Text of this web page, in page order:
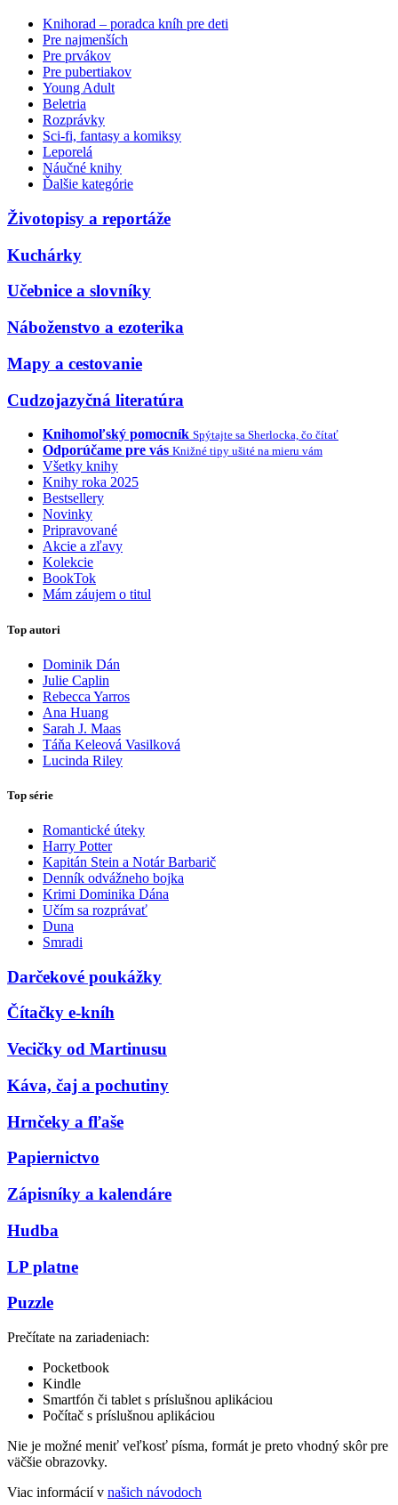
Knihorad – poradca kníh pre deti
Pre najmenších
Pre prvákov
Pre pubertiakov
Young Adult
Beletria
Rozprávky
Sci-fi, fantasy a komiksy
Leporelá
Náučné knihy
Ďalšie kategórie
Životopisy a reportáže
Kuchárky
Učebnice a slovníky
Náboženstvo a ezoterika
Mapy a cestovanie
Cudzojazyčná literatúra
Knihomoľský pomocník Spýtajte sa Sherlocka, čo čítať
Odporúčame pre vás Knižné tipy ušité na mieru vám
Všetky knihy
Knihy roka 2025
Bestsellery
Novinky
Pripravované
Akcie a zľavy
Kolekcie
BookTok
Mám záujem o titul
Top autori
Dominik Dán
Julie Caplin
Rebecca Yarros
Ana Huang
Sarah J. Maas
Táňa Keleová Vasilková
Lucinda Riley
Top série
Romantické úteky
Harry Potter
Kapitán Stein a Notár Barbarič
Denník odvážneho bojka
Krimi Dominika Dána
Učím sa rozprávať
Duna
Smradi
Darčekové poukážky
Čítačky e-kníh
Vecičky od Martinusu
Káva, čaj a pochutiny
Hrnčeky a fľaše
Papiernictvo
Zápisníky a kalendáre
Hudba
LP platne
Puzzle
Prečítate na zariadeniach:
Pocketbook
Kindle
Smartfón či tablet s príslušnou aplikáciou
Počítač s príslušnou aplikáciou
Nie je možné meniť veľkosť písma, formát je preto vhodný skôr pre
väčšie obrazovky.
Viac informácií v našich návodoch